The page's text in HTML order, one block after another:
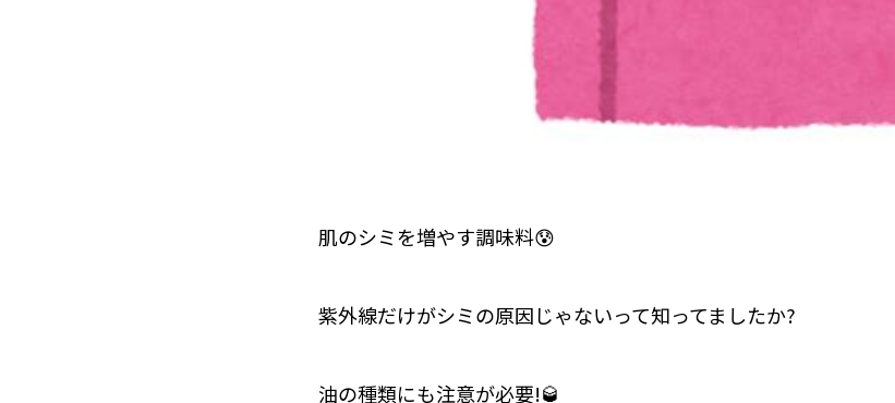
肌のシミを増やす調味料😰
紫外線だけがシミの原因じゃないって知ってましたか?
油の種類にも注意が必要!🥃